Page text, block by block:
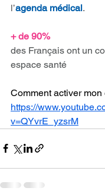
l’agenda médical.
+ de 90%
des Français ont un
espace santé
Comment activer mon
https://
v=QYvrE_yzsrM